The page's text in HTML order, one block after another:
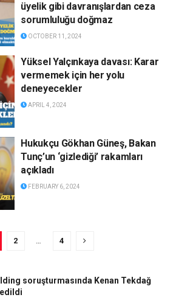
üyelik gibi davranışlardan ceza
sorumluluğu doğmaz
OCTOBER 11, 2024
Yüksel Yalçınkaya davası: Karar
vermemek için her yolu
deneyecekler
APRIL 4, 2024
Hukukçu Gökhan Güneş, Bakan
Tunç’un ‘gizlediği’ rakamları
açıkladı
FEBRUARY 6, 2024
2 4
soruşturmasında Kenan Tekdağ